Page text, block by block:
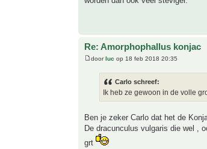
Re: Amorphophallus konjac
doorluc op 18 feb 2018 20:35
Carlo schreef:
Ik heb ze gewoon in de volle
Ben je zeker Carlo dat het de
De dracunculus vulgaris die wel ,
grt